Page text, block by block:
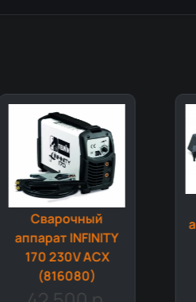
Сварочный
аппарат NORDIKA
1800 230V ACD
49 780 р.